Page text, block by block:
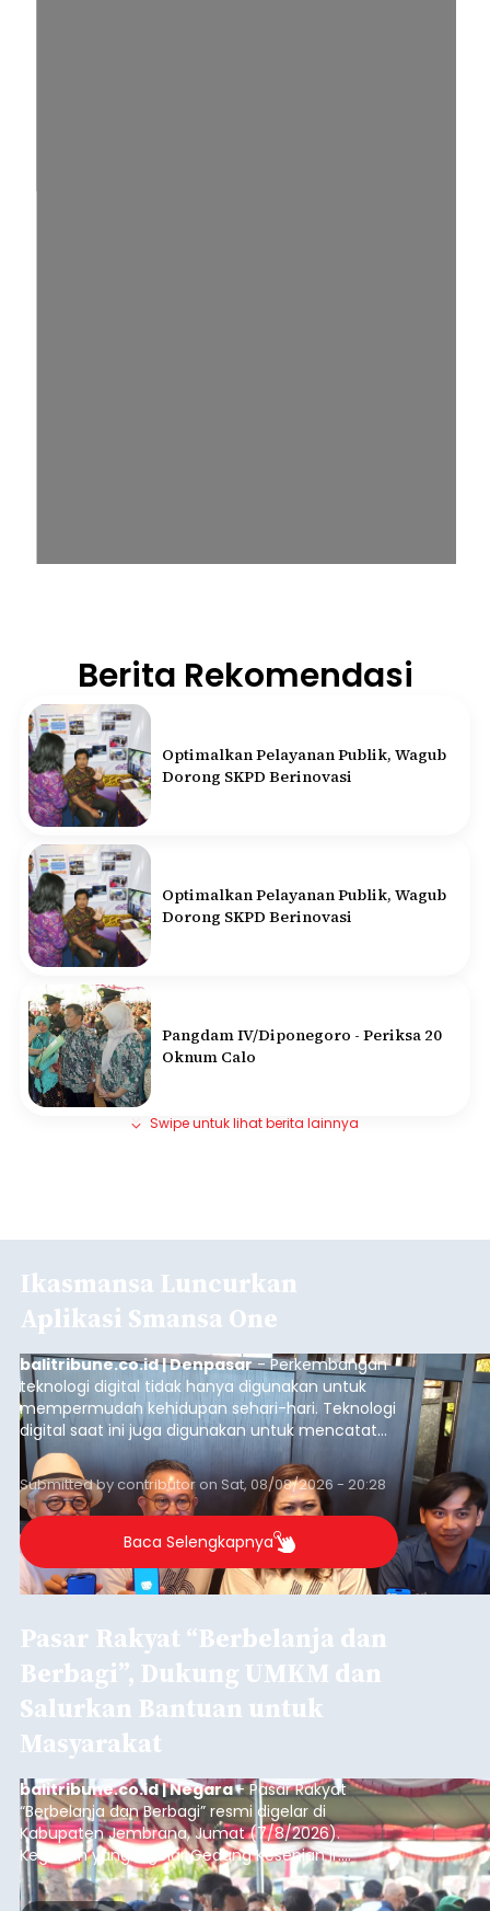
Berita Rekomendasi
Optimalkan Pelayanan Publik, Wagub
Dorong SKPD Berinovasi
Optimalkan Pelayanan Publik, Wagub
Dorong SKPD Berinovasi
Pangdam IV/Diponegoro - Periksa 20
Oknum Calo
Swipe untuk lihat berita lainnya
Ikasmansa Luncurkan
Aplikasi Smansa One
balitribune.co.id | Denpasar- Perkembangan
teknologi digital tidak hanya digunakan untuk
mempermudah kehidupan sehari-hari. Teknologi
digital saat ini juga digunakan untuk mencatat
dan mengelola data base alumni dari suatu
sekolah, salah satunya adalah alumni SMA 1
Denpasar.
Submitted bycontributoronSat, 08/08/2026 - 20:28
Baca Selengkapnya
Pasar Rakyat “Berbelanja dan
Berbagi”, Dukung UMKM dan
Salurkan Bantuan untuk
Masyarakat
balitribune.co.id | Negara- Pasar Rakyat
“Berbelanja dan Berbagi” resmi digelar di
Kabupaten Jembrana, Jumat (7/8/2026).
Kegiatan yang digelar Gedung Kesenian Ir.
Soekarno ini memadukan pemberdayaan
ekonomi masyarakat dengan aksi sosial tersebut